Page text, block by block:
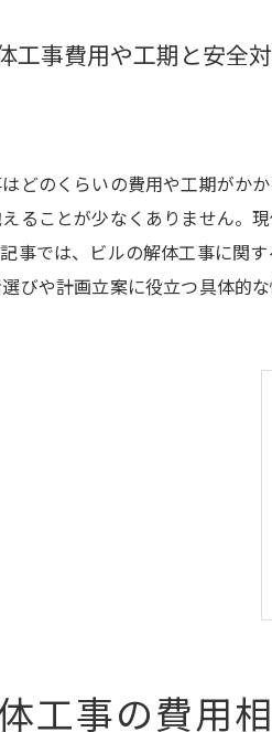
工事費用や工期と安全
どのくらいの費用や工期がか
ることが少なくありません。
事では、ビルの解体工事に関
びや計画立案に役立つ具体的な
工事の費用